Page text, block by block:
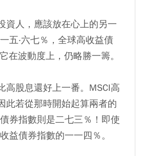
資人，應該放在心上的另一
五‧六七％，全球高收益債
波動度上，仍略勝一籌。
股息還好上一番。MSCI高
若從那時開始起算兩者的
券指數則是二七三％！即使
益債券指數的一一四％。